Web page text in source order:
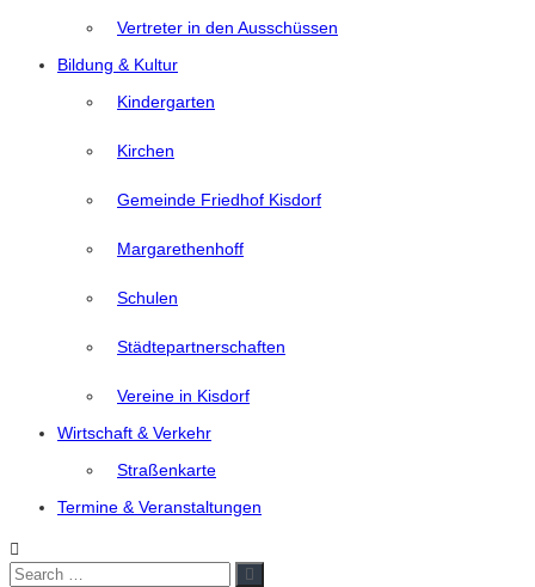
Vertreter in den Ausschüssen
Bildung & Kultur
Kindergarten
Kirchen
Gemeinde Friedhof Kisdorf
Margarethenhoff
Schulen
Städtepartnerschaften
Vereine in Kisdorf
Wirtschaft & Verkehr
Straßenkarte
Termine & Veranstaltungen
Search
Search